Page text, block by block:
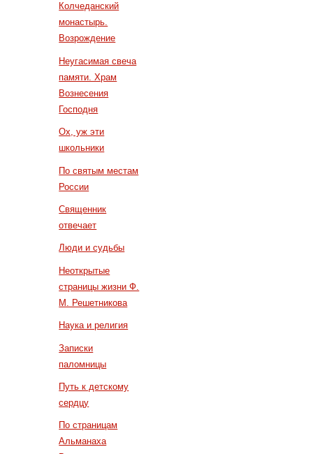
Колчеданский
монастырь.
Возрождение
Неугасимая свеча
памяти. Храм
Вознесения
Господня
Ох, уж эти
школьники
По святым местам
России
Священник
отвечает
Люди и судьбы
Неоткрытые
страницы жизни Ф.
М. Решетникова
Наука и религия
Записки
паломницы
Путь к детскому
сердцу
По страницам
Альманаха